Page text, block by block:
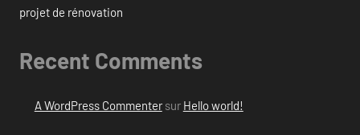
projet de rénovation
Recent Comments
A WordPress Commentersur Hello world!